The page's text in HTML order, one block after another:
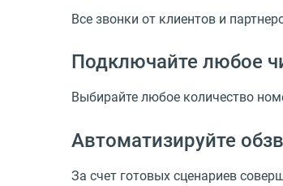
Все звонки от клиентов и
Подключайте любое
Выбирайте любое количество
Автоматизируйте
За счет готовых сценариев